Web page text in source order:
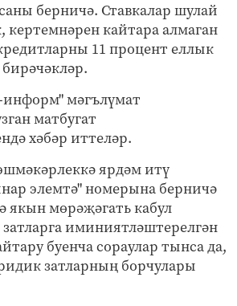
берничә. Ставкалар шулай
кертемнәрен кайтара алмаган
11 процент еллык
бирәчәкләр.
информ" мәгълүмат
матбугат
хәбәр иттеләр.
ярдәм итү
элемтә" номерына берничә
якын мөрәҗәгать кабул
иминиятләштерелгән
буенча сораулар тынса да,
затларның борчулары